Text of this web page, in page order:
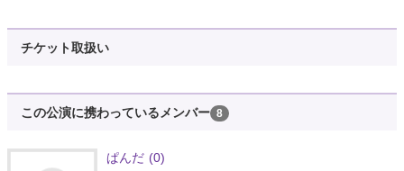
チケット取扱い
この公演に携わっているメンバー 8
ぱんだ (0)